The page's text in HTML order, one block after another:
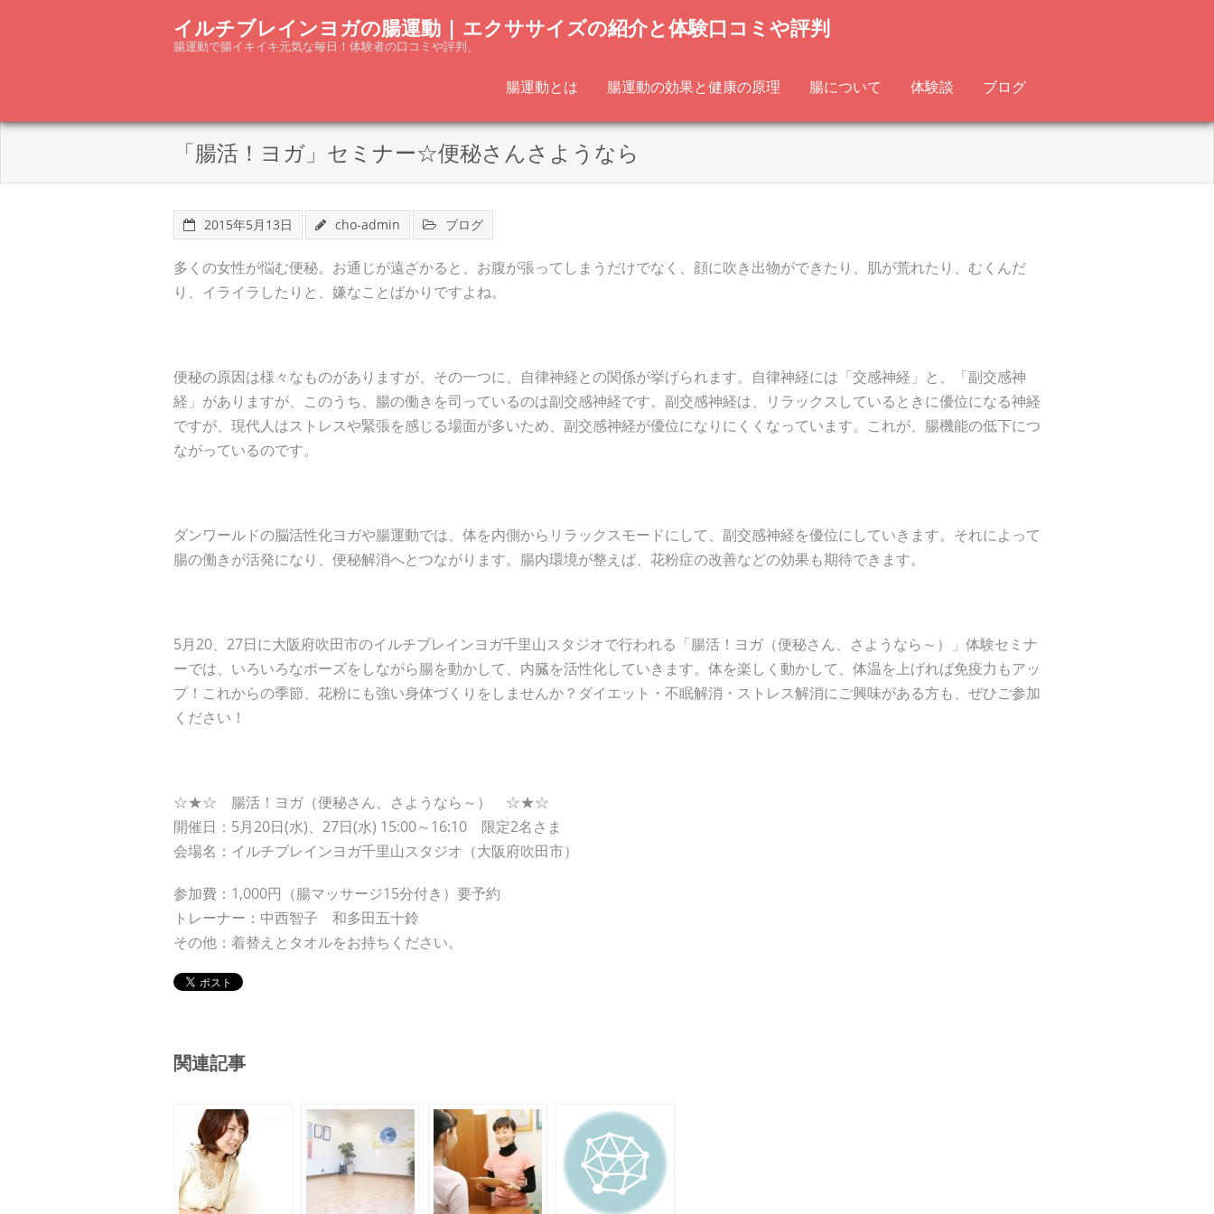
イルチブレインヨガの腸運動 | エクササイズの紹介と体験口コミや評判
腸運動で腸イキイキ元気な毎日！体験者の口コミや評判、
腸運動とは 腸運動の効果と健康の原理 腸について 体験談 ブログ
「腸活！ヨガ」セミナー☆便秘さんさようなら
2015年5月13日 cho-admin ブログ
多くの女性が悩む便秘。お通じが遠ざかると、お腹が張ってしまうだけでなく、顔に吹き出物ができたり、肌が荒れたり、むくんだ
り、イライラしたりと、嫌なことばかりですよね。
便秘の原因は様々なものがありますが、その一つに、自律神経との関係が挙げられます。自律神経には「交感神経」と、「副交感神
経」がありますが、このうち、腸の働きを司っているのは副交感神経です。副交感神経は、リラックスしているときに優位になる神経
ですが、現代人はストレスや緊張を感じる場面が多いため、副交感神経が優位になりにくくなっています。これが、腸機能の低下につ
ながっているのです。
ダンワールドの脳活性化ヨガや腸運動では、体を内側からリラックスモードにして、副交感神経を優位にしていきます。それによって
腸の働きが活発になり、便秘解消へとつながります。腸内環境が整えば、花粉症の改善などの効果も期待できます。
5月20、27日に大阪府吹田市のイルチブレインヨガ千里山スタジオで行われる「腸活！ヨガ（便秘さん、さようなら～）」体験セミナ
ーでは、いろいろなポーズをしながら腸を動かして、内臓を活性化していきます。体を楽しく動かして、体温を上げれば免疫力もアッ
プ！これからの季節、花粉にも強い身体づくりをしませんか？ダイエット・不眠解消・ストレス解消にご興味がある方も、ぜひご参加
ください！
☆★☆ 腸活！ヨガ（便秘さん、さようなら～） ☆★☆
開催日：5月20日(水)、27日(水) 15:00～16:10 限定2名さま
会場名：イルチブレインヨガ千里山スタジオ（大阪府吹田市）
参加費：1,000円（腸マッサージ15分付き）要予約
トレーナー：中西智子 和多田五十鈴
その他：着替えとタオルをお持ちください。
関連記事